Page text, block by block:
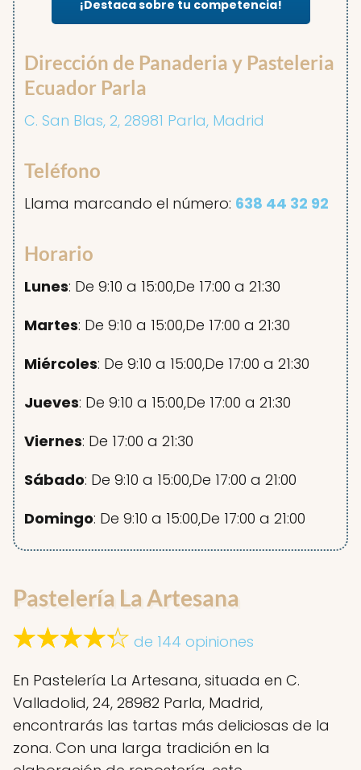
¡Destaca sobre tu competencia!
Dirección de Panaderia y Pasteleria
Ecuador Parla
C. San Blas, 2, 28981 Parla, Madrid
Teléfono
Llama marcando el número: 638 44 32 92
Horario
Lunes: De 9:10 a 15:00,De 17:00 a 21:30
Martes: De 9:10 a 15:00,De 17:00 a 21:30
Miércoles: De 9:10 a 15:00,De 17:00 a 21:30
Jueves: De 9:10 a 15:00,De 17:00 a 21:30
Viernes: De 17:00 a 21:30
Sábado: De 9:10 a 15:00,De 17:00 a 21:00
Domingo: De 9:10 a 15:00,De 17:00 a 21:00
Pastelería La Artesana
de 144 opiniones
En Pastelería La Artesana, situada en C.
Valladolid, 24, 28982 Parla, Madrid,
encontrarás las tartas más deliciosas de la
zona. Con una larga tradición en la